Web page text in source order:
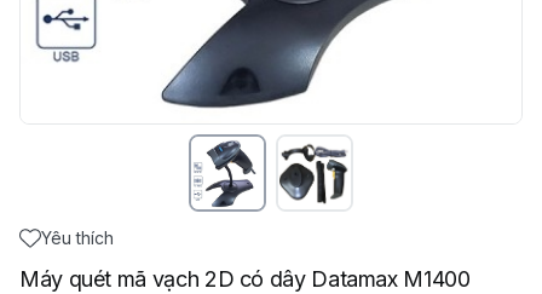
Yêu thích
Máy quét mã vạch 2D có dây Datamax M1400